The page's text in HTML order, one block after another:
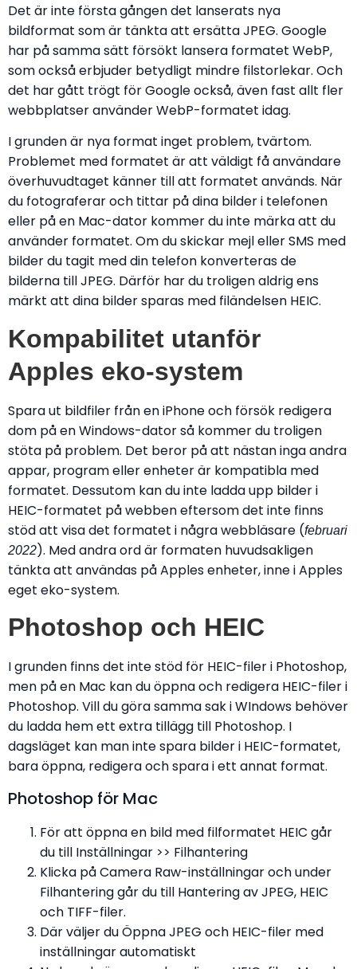
Det är inte första gången det lanserats nya
bildformat som är tänkta att ersätta JPEG. Google
har på samma sätt försökt lansera formatet WebP,
som också erbjuder betydligt mindre filstorlekar. Och
det har gått trögt för Google också, även fast allt fler
webbplatser använder WebP-formatet idag.
I grunden är nya format inget problem, tvärtom.
Problemet med formatet är att väldigt få användare
överhuvudtaget känner till att formatet används. När
du fotograferar och tittar på dina bilder i telefonen
eller på en Mac-dator kommer du inte märka att du
använder formatet. Om du skickar mejl eller SMS med
bilder du tagit med din telefon konverteras de
bilderna till JPEG. Därför har du troligen aldrig ens
märkt att dina bilder sparas med filändelsen HEIC.
Kompabilitet utanför
Apples eko-system
Spara ut bildfiler från en iPhone och försök redigera
dom på en Windows-dator så kommer du troligen
stöta på problem. Det beror på att nästan inga andra
appar, program eller enheter är kompatibla med
formatet. Dessutom kan du inte ladda upp bilder i
HEIC-formatet på webben eftersom det inte finns
stöd att visa det formatet i några webbläsare (februari
2022). Med andra ord är formaten huvudsakligen
tänkta att användas på Apples enheter, inne i Apples
eget eko-system.
Photoshop och HEIC
I grunden finns det inte stöd för HEIC-filer i Photoshop,
men på en Mac kan du öppna och redigera HEIC-filer i
Photoshop. Vill du göra samma sak i WIndows behöver
du ladda hem ett extra tillägg till Photoshop. I
dagsläget kan man inte spara bilder i HEIC-formatet,
bara öppna, redigera och spara i ett annat format.
Photoshop för Mac
För att öppna en bild med filformatet HEIC går
du till Inställningar >> Filhantering
Klicka på Camera Raw-inställningar och under
Filhantering går du till Hantering av JPEG, HEIC
och TIFF-filer.
Där väljer du Öppna JPEG och HEIC-filer med
inställningar automatiskt